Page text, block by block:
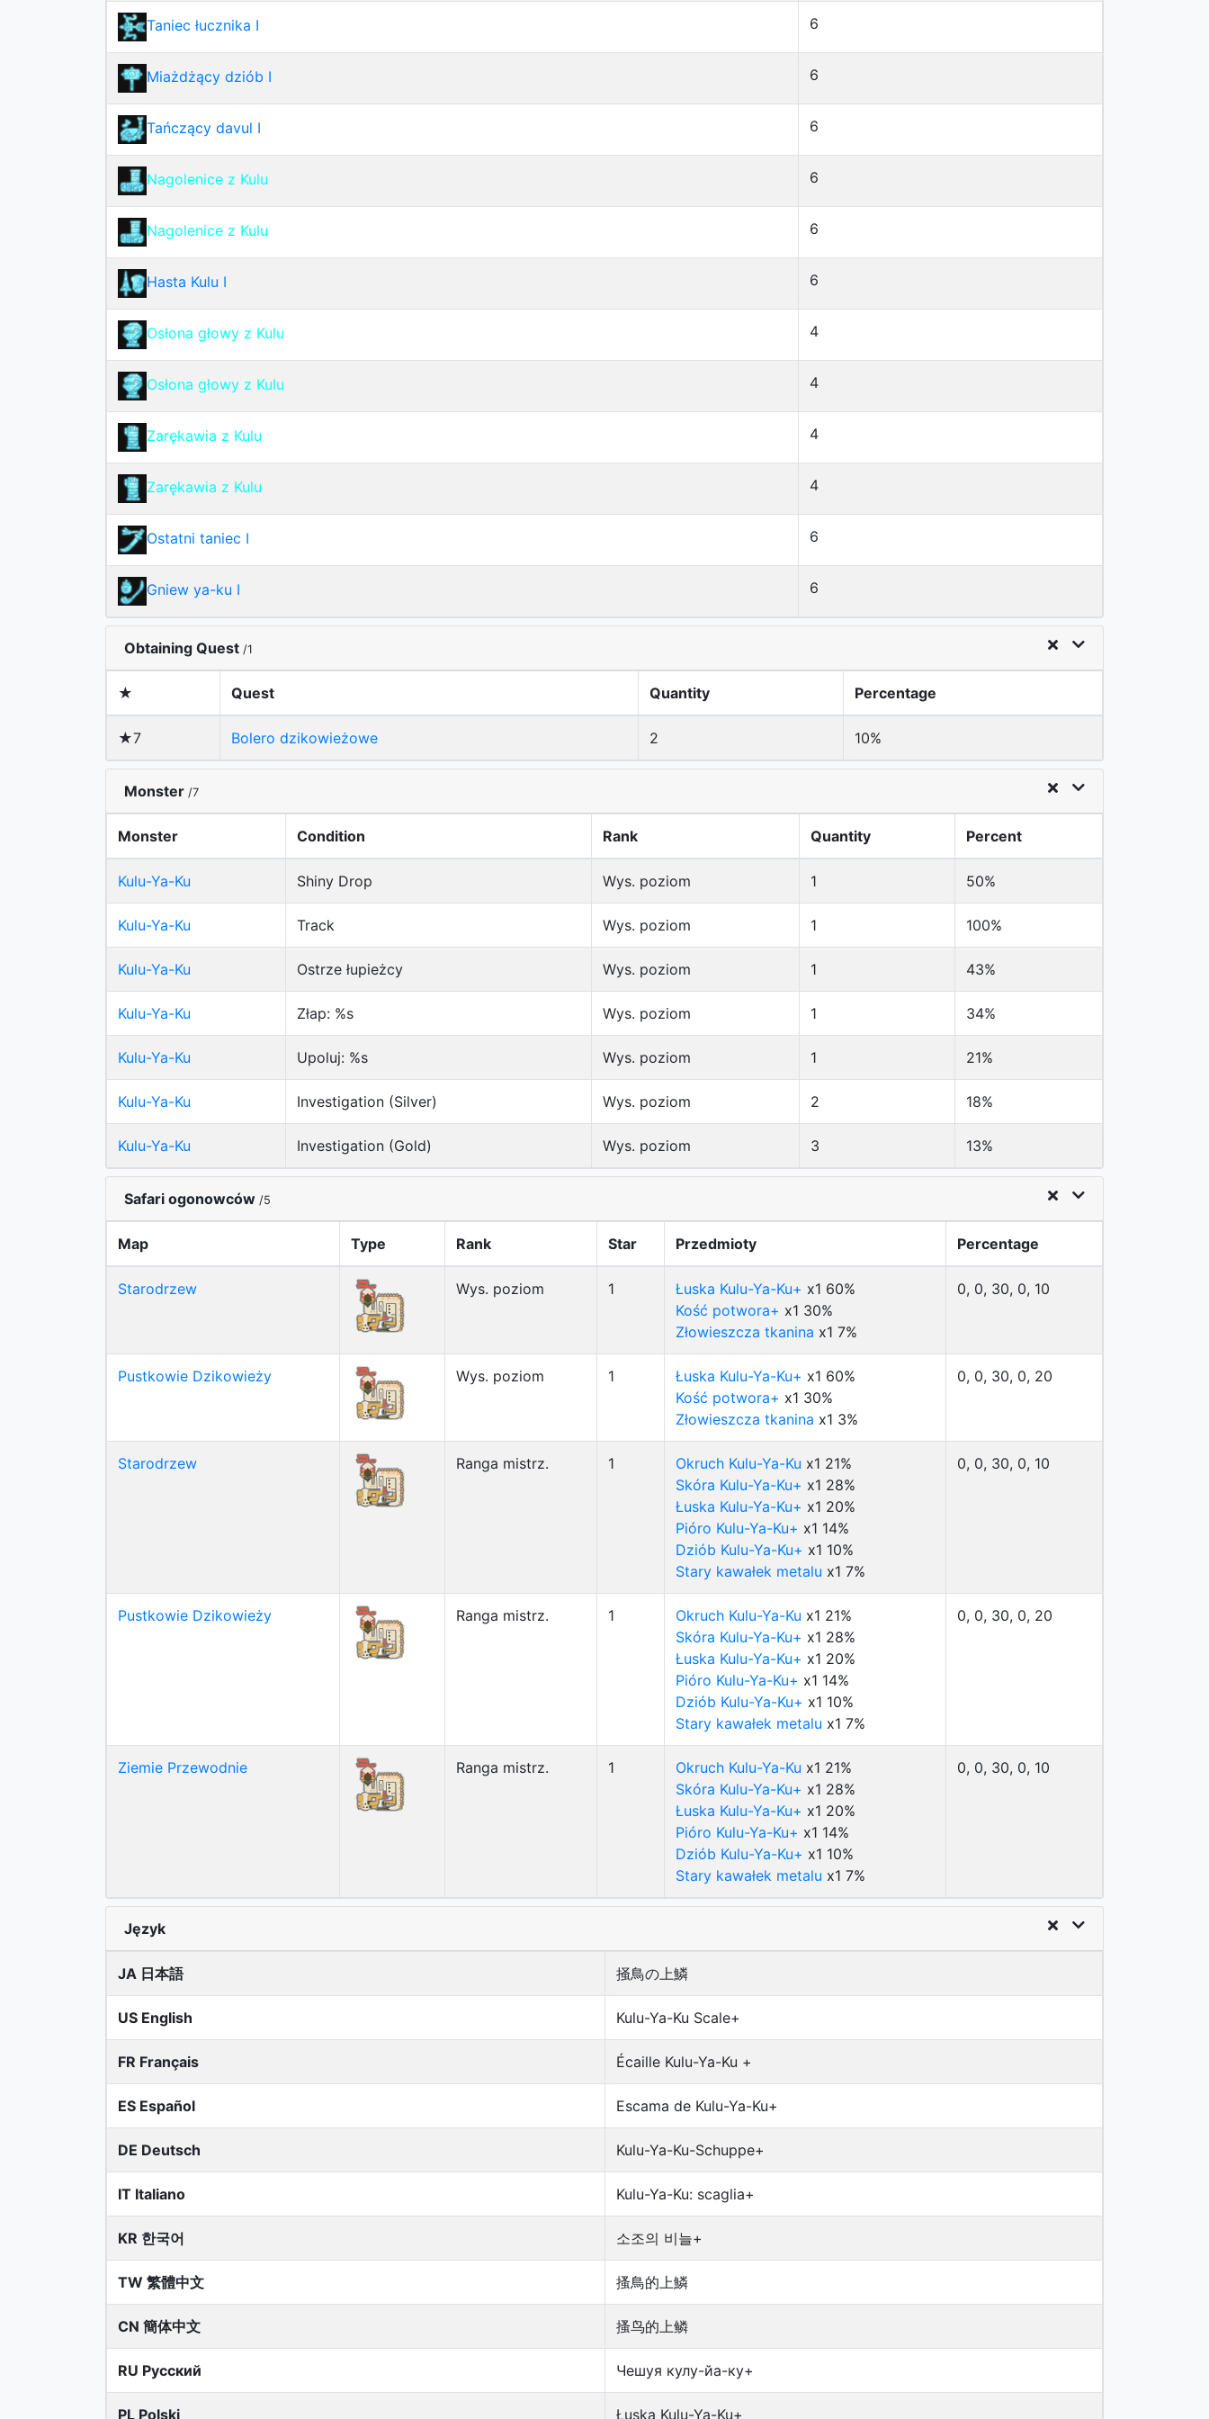
Taniec łucznika I 6
Miażdżący dziób I 6
Tańczący davul I 6
Nagolenice z Kulu 6
Nagolenice z Kulu 6
Hasta Kulu I 6
Osłona głowy z Kulu 4
Osłona głowy z Kulu 4
Zarękawia z Kulu 4
Zarękawia z Kulu 4
Ostatni taniec I 6
Gniew ya-ku I 6
Obtaining Quest /1
★ Quest Quantity Percentage
★7 Bolero dzikowieżowe 2 10%
Monster /7
Monster Condition Rank Quantity Percent
Kulu-Ya-Ku Shiny Drop Wys. poziom 1 50%
Kulu-Ya-Ku Track Wys. poziom 1 100%
Kulu-Ya-Ku Ostrze łupieżcy Wys. poziom 1 43%
Kulu-Ya-Ku Złap: %s Wys. poziom 1 34%
Kulu-Ya-Ku Upoluj: %s Wys. poziom 1 21%
Kulu-Ya-Ku Investigation (Silver) Wys. poziom 2 18%
Kulu-Ya-Ku Investigation (Gold) Wys. poziom 3 13%
Safari ogonowców /5
Map Type Rank Star Przedmioty Percentage
Starodrzew Wys. poziom 1 Łuska Kulu-Ya-Ku+ x1 60%
Kość potwora+ x1 30%
Złowieszcza tkanina x1 7%
0, 0, 30, 0, 10
Pustkowie Dzikowieży Wys. poziom 1 Łuska Kulu-Ya-Ku+ x1 60%
Kość potwora+ x1 30%
Złowieszcza tkanina x1 3%
0, 0, 30, 0, 20
Starodrzew Ranga mistrz. 1 Okruch Kulu-Ya-Ku x1 21%
Skóra Kulu-Ya-Ku+ x1 28%
Łuska Kulu-Ya-Ku+ x1 20%
Pióro Kulu-Ya-Ku+ x1 14%
Dziób Kulu-Ya-Ku+ x1 10%
Stary kawałek metalu x1 7%
0, 0, 30, 0, 10
Pustkowie Dzikowieży Ranga mistrz. 1 Okruch Kulu-Ya-Ku x1 21%
Skóra Kulu-Ya-Ku+ x1 28%
Łuska Kulu-Ya-Ku+ x1 20%
Pióro Kulu-Ya-Ku+ x1 14%
Dziób Kulu-Ya-Ku+ x1 10%
Stary kawałek metalu x1 7%
0, 0, 30, 0, 20
Ziemie Przewodnie Ranga mistrz. 1 Okruch Kulu-Ya-Ku x1 21%
Skóra Kulu-Ya-Ku+ x1 28%
Łuska Kulu-Ya-Ku+ x1 20%
Pióro Kulu-Ya-Ku+ x1 14%
Dziób Kulu-Ya-Ku+ x1 10%
Stary kawałek metalu x1 7%
0, 0, 30, 0, 10
Język
JA 日本語 掻鳥の上鱗
US English Kulu-Ya-Ku Scale+
FR Français Écaille Kulu-Ya-Ku +
ES Español Escama de Kulu-Ya-Ku+
DE Deutsch Kulu-Ya-Ku-Schuppe+
IT Italiano Kulu-Ya-Ku: scaglia+
KR 한국어 소조의 비늘+
TW 繁體中文 搔鳥的上鱗
CN 簡体中文 搔鸟的上鳞
RU Русский Чешуя кулу-йа-ку+
PL Polski Łuska Kulu-Ya-Ku+